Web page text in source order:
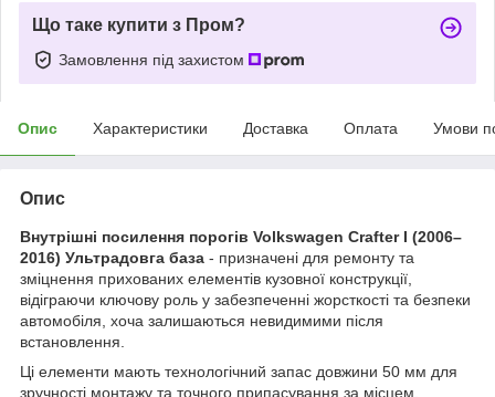
Що таке купити з Пром?
Замовлення під захистом
Опис Характеристики Доставка Оплата Умови
Опис
Внутрішні посилення порогів Volkswagen Crafter I (2006–
2016) Ультрадовга база - призначені для ремонту та
зміцнення прихованих елементів кузовної конструкції,
відіграючи ключову роль у забезпеченні жорсткості та безпеки
автомобіля, хоча залишаються невидимими після
встановлення.
Ці елементи мають технологічний запас довжини 50 мм для
зручності монтажу та точного припасування за місцем.